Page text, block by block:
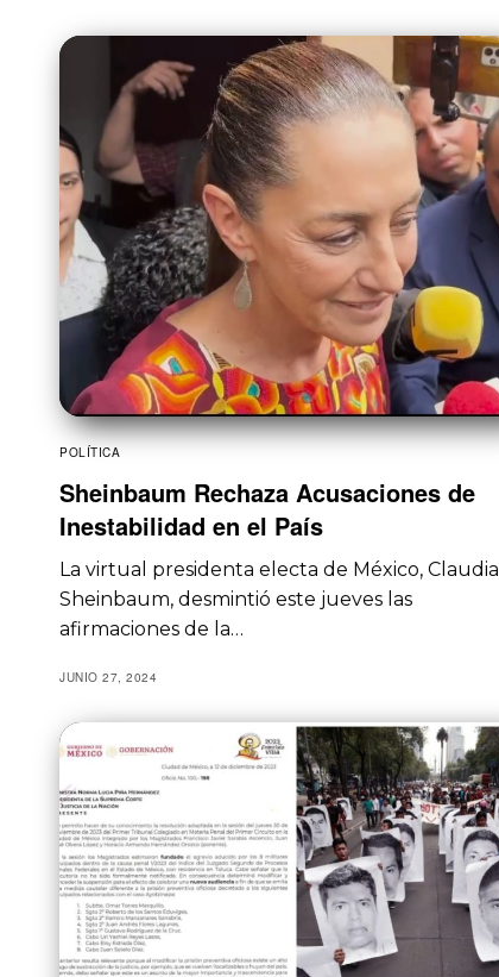
POLÍTICA
Sheinbaum Rechaza Acusaciones de
Inestabilidad en el País
La virtual presidenta electa de México, Claudia
Sheinbaum, desmintió este jueves las
afirmaciones de la…
JUNIO 27, 2024